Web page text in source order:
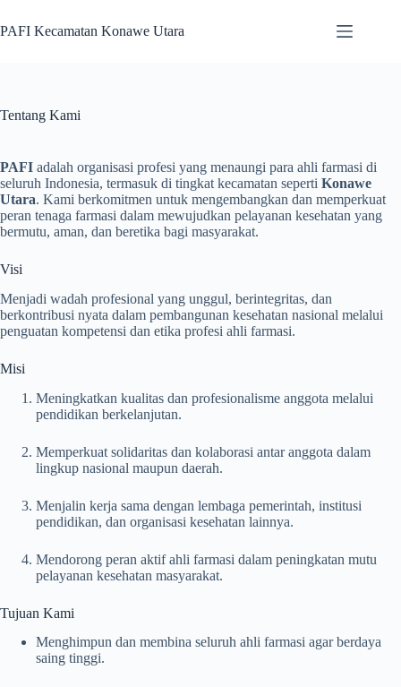
to
content
PAFI Kecamatan Konawe Utara
Tentang Kami
PAFI adalah organisasi profesi yang menaungi para ahli farmasi di
seluruh Indonesia, termasuk di tingkat kecamatan seperti Konawe
Utara. Kami berkomitmen untuk mengembangkan dan memperkuat
peran tenaga farmasi dalam mewujudkan pelayanan kesehatan yang
bermutu, aman, dan beretika bagi masyarakat.
Visi
Menjadi wadah profesional yang unggul, berintegritas, dan
berkontribusi nyata dalam pembangunan kesehatan nasional melalui
penguatan kompetensi dan etika profesi ahli farmasi.
Misi
Meningkatkan kualitas dan profesionalisme anggota melalui
pendidikan berkelanjutan.
Memperkuat solidaritas dan kolaborasi antar anggota dalam
lingkup nasional maupun daerah.
Menjalin kerja sama dengan lembaga pemerintah, institusi
pendidikan, dan organisasi kesehatan lainnya.
Mendorong peran aktif ahli farmasi dalam peningkatan mutu
pelayanan kesehatan masyarakat.
Tujuan Kami
Menghimpun dan membina seluruh ahli farmasi agar berdaya
saing tinggi.